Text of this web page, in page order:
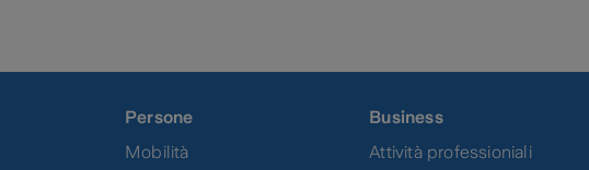
Persone
Mobilità
Business
Attività professioniali